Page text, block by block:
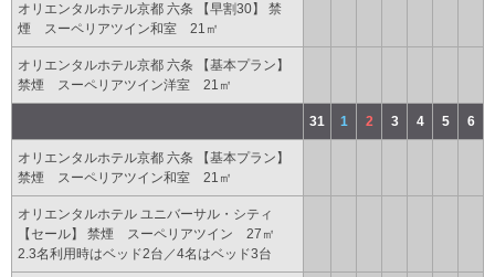
オリエンタルホテル京都 六条 【早割30】 禁
煙 スーペリアツイン和室 21㎡
オリエンタルホテル京都 六条 【基本プラン】
禁煙 スーペリアツイン洋室 21㎡
31 1 2 3 4 5 6
オリエンタルホテル京都 六条 【基本プラン】
禁煙 スーペリアツイン和室 21㎡
オリエンタルホテル ユニバーサル・シティ
【セール】 禁煙 スーペリアツイン 27㎡
2.3名利用時はベッド2台／4名はベッド3台